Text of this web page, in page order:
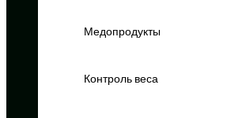
Медопродукты
Контроль веса